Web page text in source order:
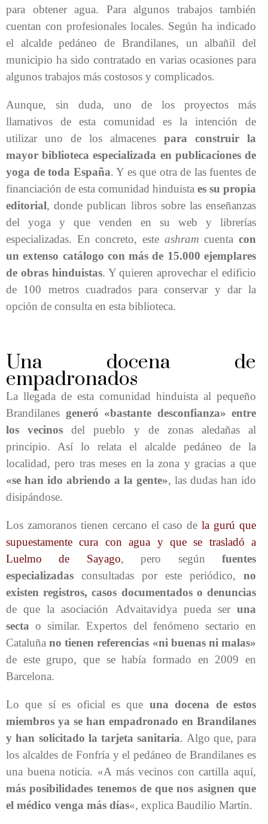
para obtener agua. Para algunos trabajos también
cuentan con profesionales locales. Según ha indicado
el alcalde pedáneo de Brandilanes, un albañil del
municipio ha sido contratado en varias ocasiones para
algunos trabajos más costosos y complicados.
Aunque, sin duda, uno de los proyectos más
llamativos de esta comunidad es la intención de
utilizar uno de los almacenes para construir la
mayor biblioteca especializada en publicaciones de
yoga de toda España. Y es que otra de las fuentes de
financiación de esta comunidad hinduista es su propia
editorial, donde publican libros sobre las enseñanzas
del yoga y que venden en su web y librerías
especializadas. En concreto, este ashram cuenta con
un extenso catálogo con más de 15.000 ejemplares
de obras hinduistas. Y quieren aprovechar el edificio
de 100 metros cuadrados para conservar y dar la
opción de consulta en esta biblioteca.
Una docena de
empadronados
La llegada de esta comunidad hinduista al pequeño
Brandilanes generó «bastante desconfianza» entre
los vecinos del pueblo y de zonas aledañas al
principio. Así lo relata el alcalde pedáneo de la
localidad, pero tras meses en la zona y gracias a que
«se han ido abriendo a la gente», las dudas han ido
disipándose.
Los zamoranos tienen cercano el caso dela gurú que
supuestamente cura con agua y que se trasladó a
Luelmo de Sayago, pero según fuentes
especializadas consultadas por este periódico, no
existen registros, casos documentados o denuncias
de que la asociación Advaitavidya pueda ser una
secta o similar. Expertos del fenómeno sectario en
Cataluñano tienen referencias «ni buenas ni malas»
de este grupo, que se había formado en 2009 en
Barcelona.
Lo que sí es oficial es que una docena de estos
miembros ya se han empadronado en Brandilanes
y han solicitado la tarjeta sanitaria. Algo que, para
los alcaldes de Fonfría y el pedáneo de Brandilanes es
una buena noticia. «A más vecinos con cartilla aquí,
más posibilidades tenemos de que nos asignen que
el médico venga más días«, explica Baudilio Martín.